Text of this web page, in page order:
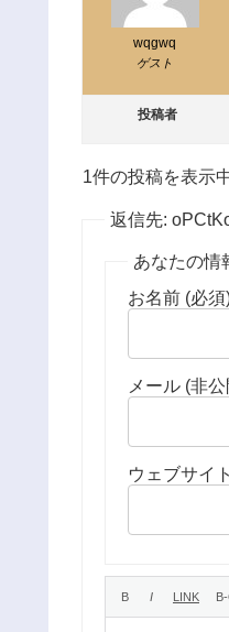
wqgwq
ゲスト
投稿者
1件の投稿を表示
返信先:
あなたの情
お名前 (必須
メール (非
ウェブサイ